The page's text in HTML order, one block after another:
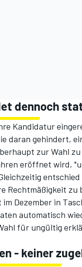
dennoch
Kandidatur
daran gehindert,
zur Wahl
eröffnet wird,
Rechtmäßigkeit zu
Dezember in
automatisch
für ungültig
- keiner